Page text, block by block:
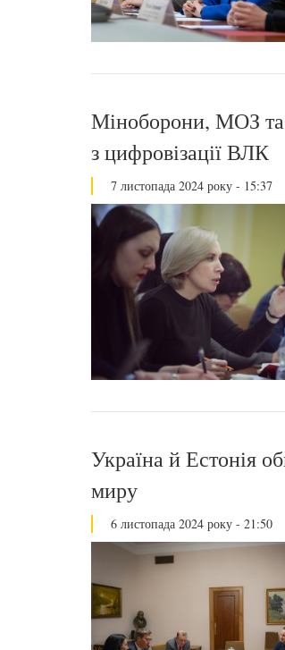
Міноборони, МОЗ та
з цифровізації ВЛК
7 листопада 2024 року - 15:37
Україна й Естонія
миру
6 листопада 2024 року - 21:50